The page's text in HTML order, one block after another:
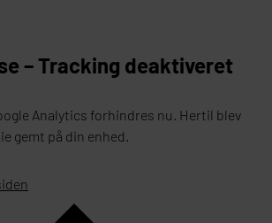
– Tracking deaktiveret
Analytics forhindres nu. Hertil blev
gemt på din enhed.